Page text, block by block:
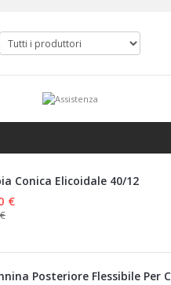
Conica Elicoidale 40/12
€
Posteriore Flessibile Per